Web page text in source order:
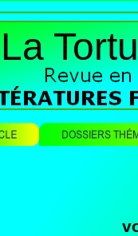
La